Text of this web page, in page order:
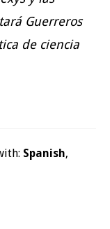
Guerreros
de ciencia
Spanish,